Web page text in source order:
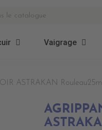
Vaigrage
ASTRAKAN